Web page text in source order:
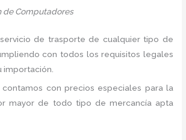
de Computadores
de trasporte de cualquier tipo de
con todos los requisitos legales
importación.
con precios especiales para la
mayor de todo tipo de mercancía apta